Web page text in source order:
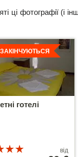
фотографії (і
готелі
від